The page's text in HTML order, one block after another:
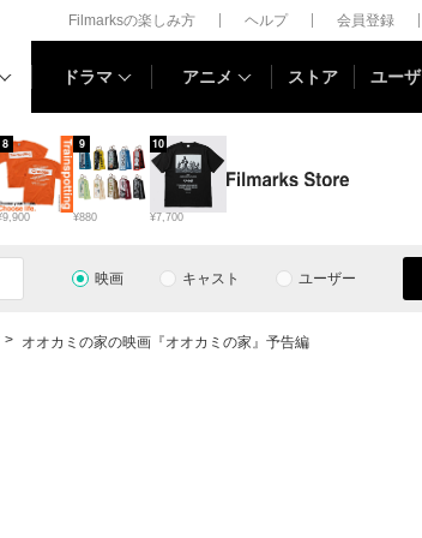
Filmarksの楽しみ方 ヘルプ 会員登録
ドラマ アニメ ストア ユー
8
¥880
9
¥7,700
10
映画 キャスト ユーザー
オオカミの家の映画『オオカミの家』予告編